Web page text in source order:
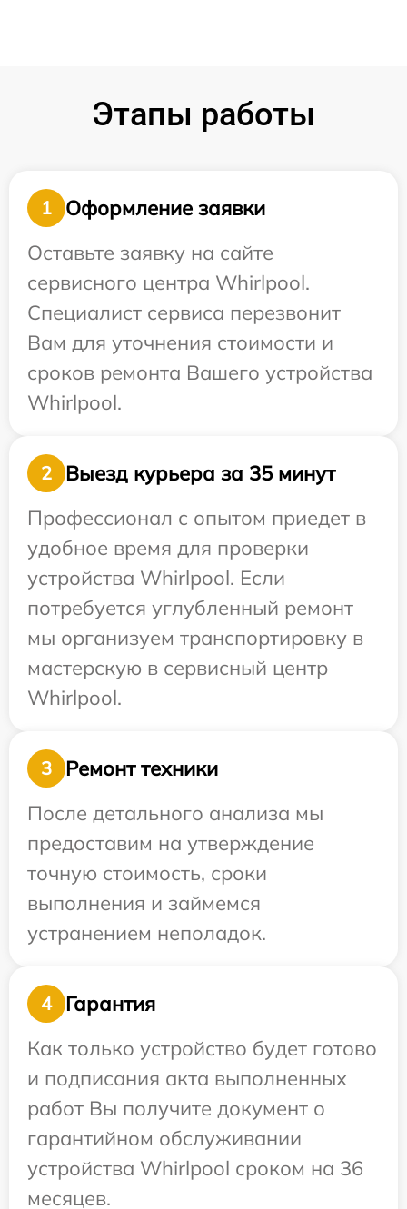
Этапы работы
1
Оформление заявки
Оставьте заявку на сайте
сервисного центра Whirlpool.
Специалист сервиса перезвонит
Вам для уточнения стоимости и
сроков ремонта Вашего устройства
Whirlpool.
2
Выезд курьера за 35 минут
Профессионал с опытом приедет в
удобное время для проверки
устройства Whirlpool. Если
потребуется углубленный ремонт
мы организуем транспортировку в
мастерскую в сервисный центр
Whirlpool.
3
Ремонт техники
После детального анализа мы
предоставим на утверждение
точную стоимость, сроки
выполнения и займемся
устранением неполадок.
4
Гарантия
Как только устройство будет готово
и подписания акта выполненных
работ Вы получите документ о
гарантийном обслуживании
устройства Whirlpool сроком на 36
месяцев.